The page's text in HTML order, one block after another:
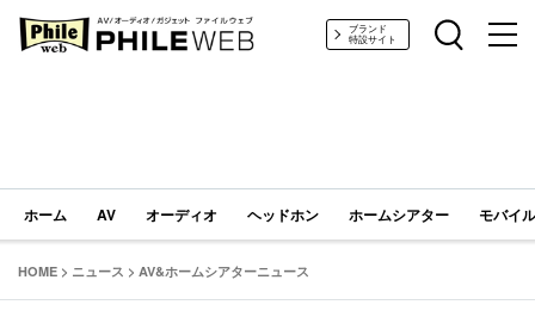
PHILE WEB｜AV/オーディオ/ガジェットブランド
特設サイト
ホーム AV オーディオ ヘッドホン ホームシアター モバイ
HOME > ニュース > AV&ホームシアターニュース